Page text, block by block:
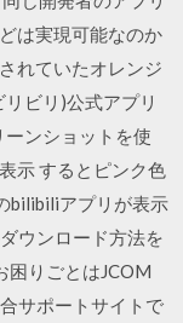
は実現可能なのか
れていたオレンジ
ビリ)公式アプリ
ンショットを使
示 するとピンク色
bilibiliアプリが表示
ウンロード方法を
困りごとはJCOM
サポートサイトで